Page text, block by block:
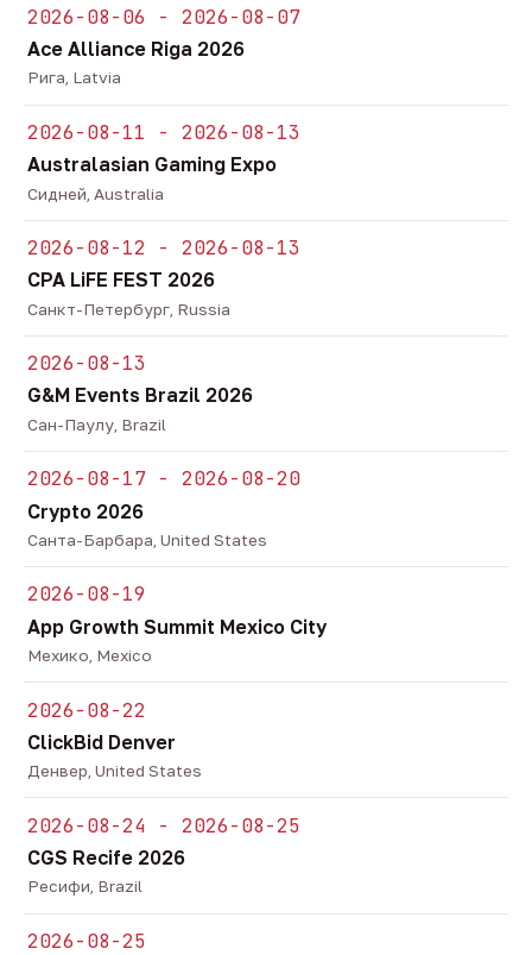
2026-08-06 - 2026-08-07
Ace Alliance Riga 2026
Рига, Latvia
2026-08-11 - 2026-08-13
Australasian Gaming Expo
Сидней, Australia
2026-08-12 - 2026-08-13
CPA LiFE FEST 2026
Санкт-Петербург, Russia
2026-08-13
G&M Events Brazil 2026
Сан-Паулу, Brazil
2026-08-17 - 2026-08-20
Crypto 2026
Санта-Барбара, United States
2026-08-19
App Growth Summit Mexico City
Мехико, Mexico
2026-08-22
ClickBid Denver
Денвер, United States
2026-08-24 - 2026-08-25
CGS Recife 2026
Ресифи, Brazil
2026-08-25